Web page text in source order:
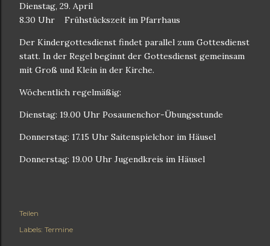
Dienstag, 29. April
8.30 Uhr
Frühstückszeit im Pfarrhaus
Der Kindergottesdienst findet parallel zum Gottesdienst
statt. In der Regel beginnt der Gottesdienst gemeinsam
mit Groß und Klein in der Kirche.
Wöchentlich regelmäßig:
Dienstag: 19.00 Uhr Posaunenchor-Übungsstunde
Donnerstag: 17.15 Uhr Saitenspielchor im Häusel
Donnerstag: 19.00 Uhr Jugendkreis im Häusel
Teilen
Labels: Termine